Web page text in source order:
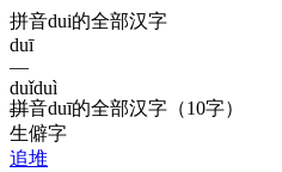
拼音dui的全部汉字
duī
—
duǐduì
—
拼音duī的全部汉字 （10字）
生僻字
追堆